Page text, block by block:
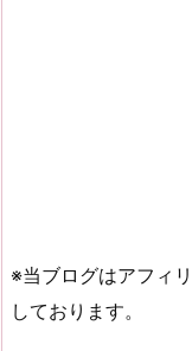
※当ブログはアフィ
しております。